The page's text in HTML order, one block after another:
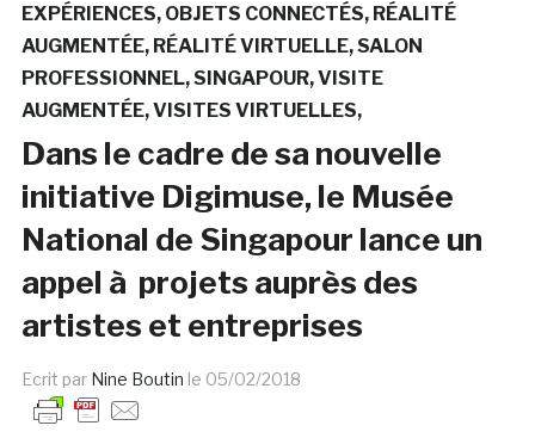
EXPÉRIENCES OBJETS CONNECTÉS RÉALITÉ
AUGMENTÉE RÉALITÉ VIRTUELLE SALON
PROFESSIONNEL SINGAPOUR VISITE
AUGMENTÉE VISITES VIRTUELLES
Dans le cadre de sa nouvelle
initiative Digimuse, le Musée
National de Singapour lance un
appel à projets auprès des
artistes et entreprises
Ecrit par Nine Boutin le 05/02/2018